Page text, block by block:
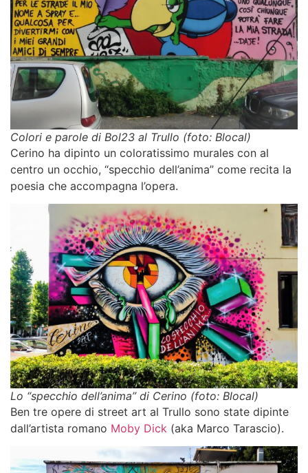
Colori e parole di Bol23 al Trullo (foto: Blocal)
Cerino ha dipinto un coloratissimo murales con al
centro un occhio, “specchio dell’anima” come recita la
poesia che accompagna l’opera.
Lo “specchio dell’anima” di Cerino (foto: Blocal)
Ben tre opere di street art al Trullo sono state dipinte
dall’artista romano Moby Dick (aka Marco Tarascio).